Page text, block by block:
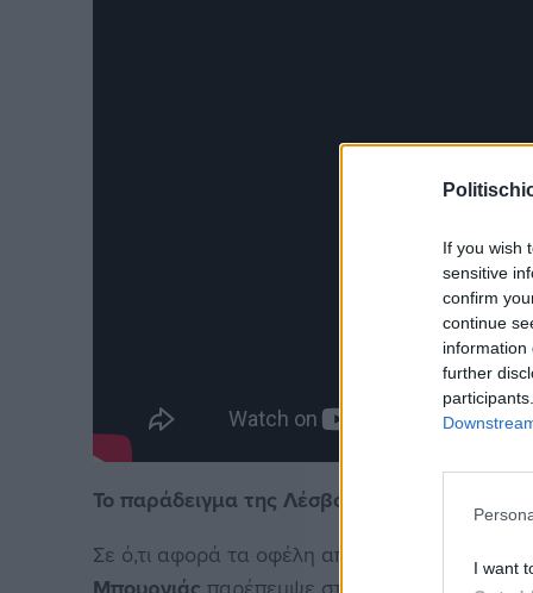
If you wish
sensitive
confirm
continue
information
further
I want
Το παράδειγμα της Λέσβου και τα οφέλη για
Σε ό,τι αφορά τα οφέλη από την ένταξη της